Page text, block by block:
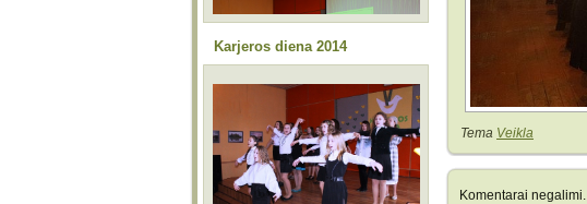
Karjeros diena 2014
Tema Veikla
Komentarai negalimi.